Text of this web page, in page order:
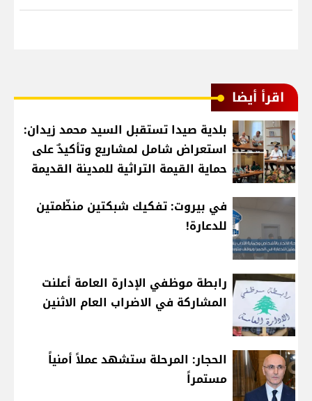
اقرأ أيضا
بلدية صيدا تستقبل السيد محمد زيدان:
استعراض شامل لمشاريع وتأكيدٌ على
حماية القيمة التراثية للمدينة القديمة
في بيروت: تفكيك شبكتين منظّمتين
للدعارة!
رابطة موظفي الإدارة العامة أعلنت
المشاركة في الاضراب العام الاثنين
الحجار: المرحلة ستشهد عملاً أمنياً
مستمراً